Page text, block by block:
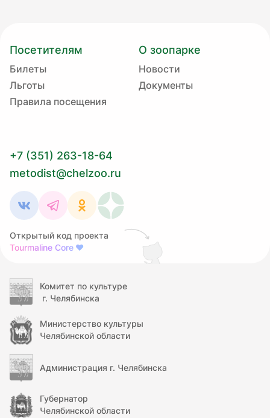
Посетителям
Билеты
Льготы
Правила посещения
О зоопарке
Новости
Документы
+7 (351) 263-18-64
metodist@chelzoo.ru
Открытый код проекта
Tourmaline Core ❤
Комитет по культуре
г. Челябинска
Министерство культуры
Челябинской области
Администрация г. Челябинска
Губернатор
Челябинской области